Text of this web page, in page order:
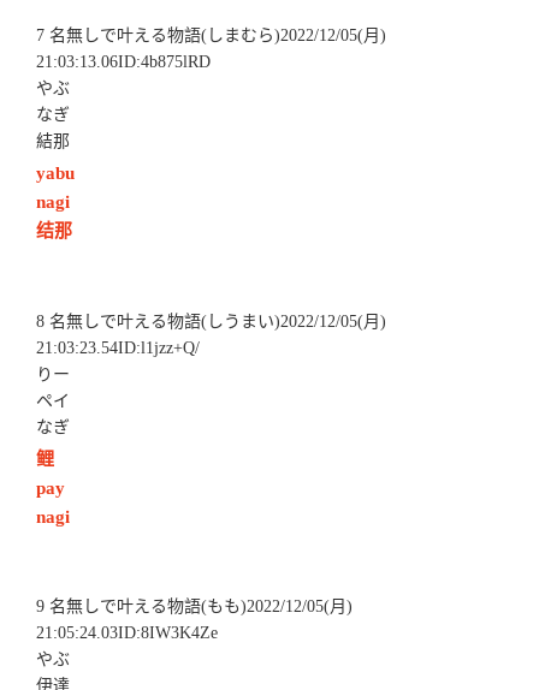
7 名無しで叶える物語(しまむら)2022/12/05(月)
21:03:13.06ID:4b875lRD
やぶ
なぎ
結那
yabu
nagi
结那
8 名無しで叶える物語(しうまい)2022/12/05(月)
21:03:23.54ID:l1jzz+Q/
りー
ペイ
なぎ
鲤
pay
nagi
9 名無しで叶える物語(もも)2022/12/05(月)
21:05:24.03ID:8IW3K4Ze
やぶ
伊達